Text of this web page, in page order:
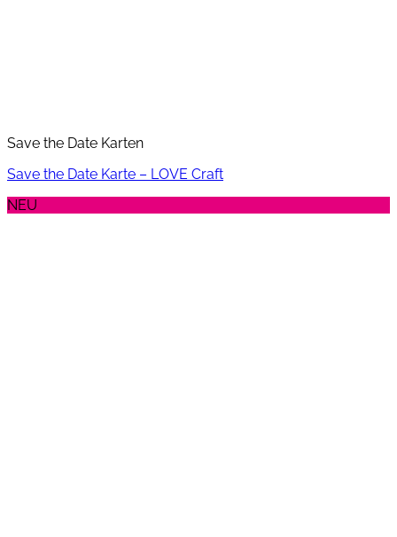
Save the Date Karten
Save the Date Karte – LOVE Craft
NEU